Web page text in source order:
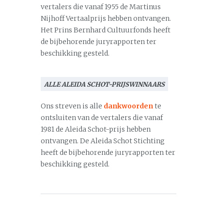
vertalers die vanaf 1955 de Martinus
Nijhoff Vertaalprijs hebben ontvangen.
Het Prins Bernhard Cultuurfonds heeft
de bijbehorende juryrapporten ter
beschikking gesteld.
ALLE ALEIDA SCHOT-PRIJSWINNAARS
Ons streven is alle dankwoordente
ontsluiten van de vertalers die vanaf
1981 de Aleida Schot-prijs hebben
ontvangen. De Aleida Schot Stichting
heeft de bijbehorende juryrapporten ter
beschikking gesteld.